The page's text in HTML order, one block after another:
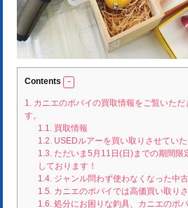
Contents
1. カニエのポパイの買取情報をご覧いただ
す。
1.1.買取情報
1.2.USEDルアーを買い取りさせていた
1.3.ただいま5月11日(日)までの期間限
しております！
1.4.ジャンル問わず使わなくなった中
1.5.カニエのポパイでは高価買い取り
1.6.処分にお困りな釣具、カニエのポ